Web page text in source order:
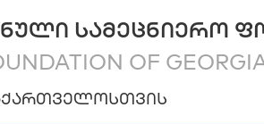
ᲡᲐᲛᲔᲪᲜᲘᲔᲠᲝ
OF